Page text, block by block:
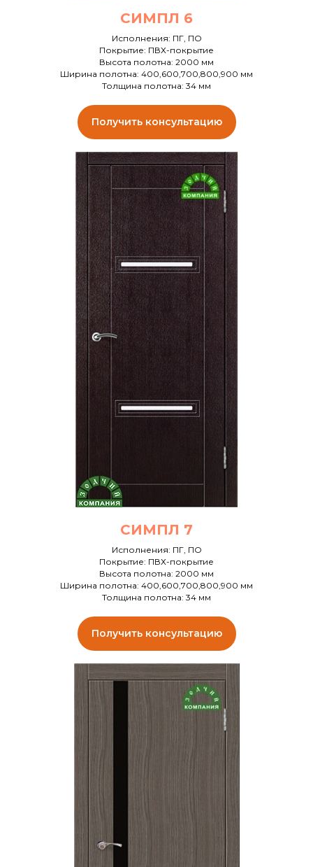
СИМПЛ 6
Исполнения: ПГ, ПО
Покрытие: ПВХ-покрытие
Высота полотна: 2000 мм
Ширина полотна: 400,600,700,800,900 мм
Толщина полотна: 34 мм
Получить консультацию
СИМПЛ 7
Исполнения: ПГ, ПО
Покрытие: ПВХ-покрытие
Высота полотна: 2000 мм
Ширина полотна: 400,600,700,800,900 мм
Толщина полотна: 34 мм
Получить консультацию